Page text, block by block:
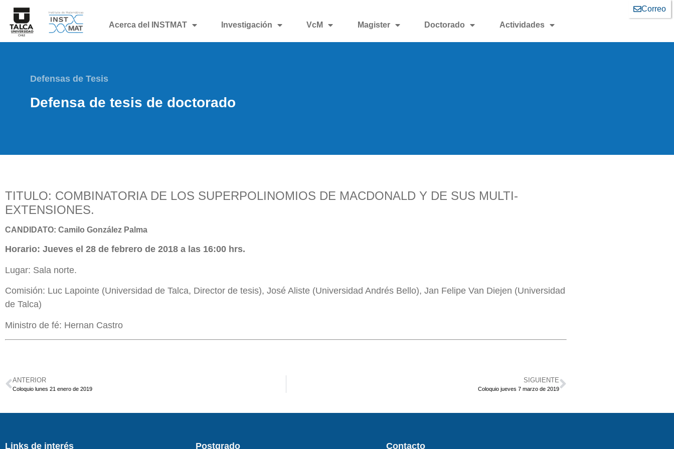
Correo
Acerca del INSTMAT
Investigación VcM Magister Doctorado Actividades
Defensas de Tesis
Defensa de tesis de doctorado
TITULO: COMBINATORIA DE LOS SUPERPOLINOMIOS DE MACDONALD Y DE SUS MULTI-
EXTENSIONES.
CANDIDATO: Camilo González Palma
Horario: Jueves el 28 de febrero de 2018 a las 16:00 hrs.
Lugar: Sala norte.
Comisión: Luc Lapointe (Universidad de Talca, Director de tesis), José Aliste (Universidad Andrés Bello), Jan Felipe Van Diejen (Universidad
de Talca)
Ministro de fé: Hernan Castro
ANTERIOR
Coloquio lunes 21 enero de 2019
SIGUIENTE
Coloquio jueves 7 marzo de 2019
Links de interés Postgrado Contacto